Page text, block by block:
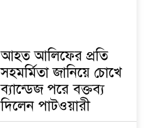
আহত আলিফের প্রতি
সহমর্মিতা জানিয়ে চোখে
ব্যান্ডেজ পরে বক্তব্য
দিলেন পাটওয়ারী